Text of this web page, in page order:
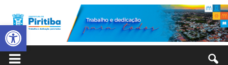
Abrir a barra de ferramentas